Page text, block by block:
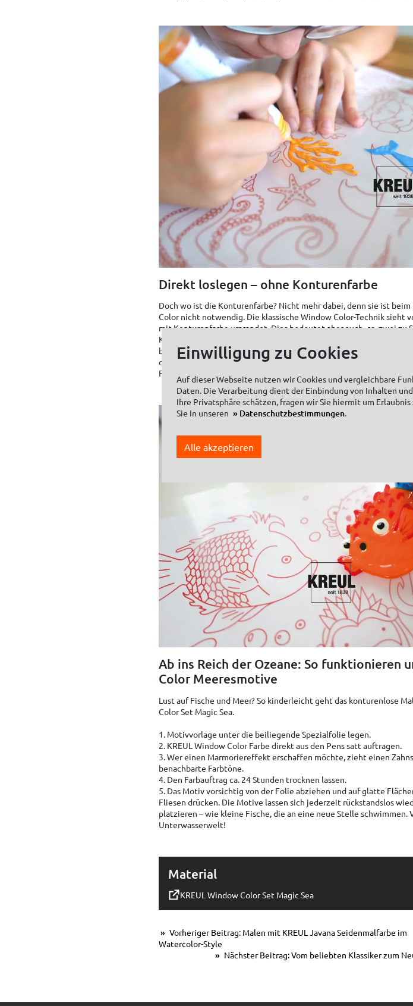
Direkt loslegen – ohne Konturenfarbe
Doch wo ist die Konturenfarbe? Nicht mehr dabei, denn sie ist
Color nicht notwendig. Die klassische Window Color-Technik sieht
mit Konturenfarbe umrandet. Dies bedeutet aber auch, ca. zwei zu
Kontur getrocknet ist. Mit dem neuen Set heißt es: Sofort
bewährte KREUL Window Color-Rezeptur sorgt dafür, dass die
ohne Umrandung strahlend wirken. So entstehen leuchtende
Fenster in ein buntes Aquarium verwandeln.
Ab ins Reich der Ozeane: So funktionieren
Color Meeresmotive
Lust auf Fische und Meer? So kinderleicht geht das konturenlose
Color Set Magic Sea.
1. Motivvorlage unter die beiliegende Spezialfolie legen.
2. KREUL Window Color Farbe direkt aus den Pens satt auftragen.
3. Wer einen Marmoriereffekt erschaffen möchte, zieht einen
benachbarte Farbtöne.
4. Den Farbauftrag ca. 24 Stunden trocknen lassen.
5. Das Motiv vorsichtig von der Folie abziehen und auf glatte
Fliesen drücken. Die Motive lassen sich jederzeit rückstandslos
platzieren – wie kleine Fische, die an eine neue Stelle schwimmen.
Unterwasserwelt!
Material
KREUL Window Color Set Magic Sea
Vorheriger Beitrag: Malen mit KREUL Javana Seidenmalfarbe im
Watercolor-Style
Nächster Beitrag: Vom beliebten Klassiker zum
Einwilligung zu Cookies
Auf dieser Webseite nutzen wir Cookies und vergleichbare
Daten. Die Verarbeitung dient der Einbindung von Inhalten
Ihre Privatsphäre schätzen, fragen wir Sie hiermit um
Sie in unseren
Datenschutzbestimmungen.
Alle akzeptieren